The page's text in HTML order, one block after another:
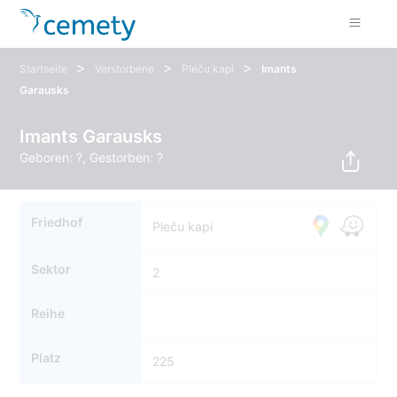
Startseite > Verstorbene > Pleču kapi >
Imants
Garausks
Imants Garausks
Geboren: ?, Gestorben: ?
Friedhof Pleču kapi
Sektor 2
Reihe
Platz 225